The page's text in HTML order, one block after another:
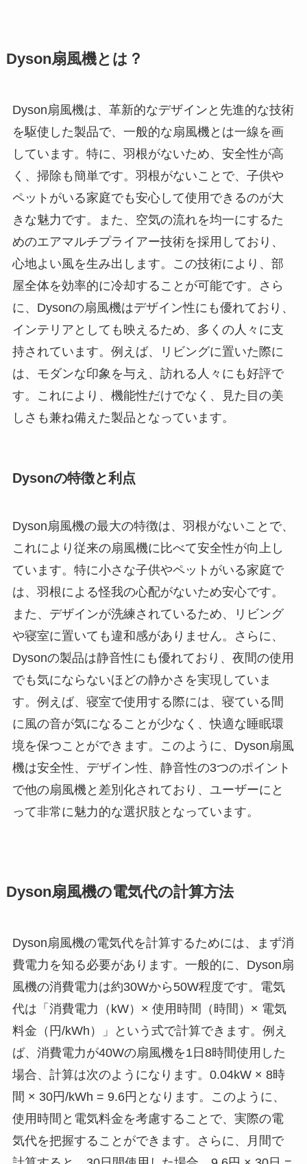
Dyson扇風機とは？
Dyson扇風機は、革新的なデザインと先進的な技術
を駆使した製品で、一般的な扇風機とは一線を画
しています。特に、羽根がないため、安全性が高
く、掃除も簡単です。羽根がないことで、子供や
ペットがいる家庭でも安心して使用できるのが大
きな魅力です。また、空気の流れを均一にするた
めのエアマルチプライアー技術を採用しており、
心地よい風を生み出します。この技術により、部
屋全体を効率的に冷却することが可能です。さら
に、Dysonの扇風機はデザイン性にも優れており、
インテリアとしても映えるため、多くの人々に支
持されています。例えば、リビングに置いた際に
は、モダンな印象を与え、訪れる人々にも好評で
す。これにより、機能性だけでなく、見た目の美
しさも兼ね備えた製品となっています。
Dysonの特徴と利点
Dyson扇風機の最大の特徴は、羽根がないことで、
これにより従来の扇風機に比べて安全性が向上し
ています。特に小さな子供やペットがいる家庭で
は、羽根による怪我の心配がないため安心です。
また、デザインが洗練されているため、リビング
や寝室に置いても違和感がありません。さらに、
Dysonの製品は静音性にも優れており、夜間の使用
でも気にならないほどの静かさを実現していま
す。例えば、寝室で使用する際には、寝ている間
に風の音が気になることが少なく、快適な睡眠環
境を保つことができます。このように、Dyson扇風
機は安全性、デザイン性、静音性の3つのポイント
で他の扇風機と差別化されており、ユーザーにと
って非常に魅力的な選択肢となっています。
Dyson扇風機の電気代の計算方法
Dyson扇風機の電気代を計算するためには、まず消
費電力を知る必要があります。一般的に、Dyson扇
風機の消費電力は約30Wから50W程度です。電気
代は「消費電力（kW）× 使用時間（時間）× 電気
料金（円/kWh）」という式で計算できます。例え
ば、消費電力が40Wの扇風機を1日8時間使用した
場合、計算は次のようになります。0.04kW × 8時
間 × 30円/kWh = 9.6円となります。このように、
使用時間と電気料金を考慮することで、実際の電
気代を把握することができます。さらに、月間で